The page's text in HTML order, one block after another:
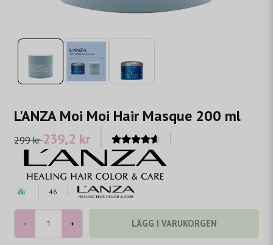
L'ANZA Moi Moi Hair Masque 200 ml
299 kr239,2 kr
46
- + LÄGG I VARUKORGEN